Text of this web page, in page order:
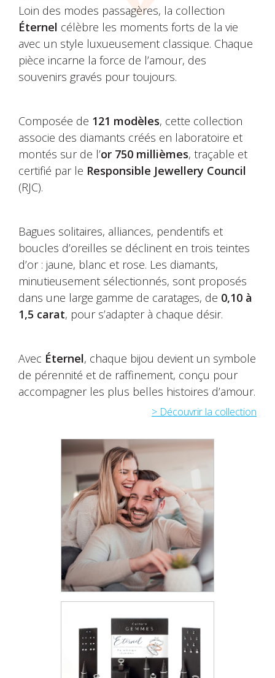
Loin des modes passagères, la collection
Éternel célèbre les moments forts de la vie
avec un style luxueusement classique. Chaque
pièce incarne la force de l’amour, des
souvenirs gravés pour toujours.
Composée de 121 modèles, cette collection
associe des diamants créés en laboratoire et
montés sur de l’or 750 millièmes, traçable et
certifié par le Responsible Jewellery Council
(RJC).
Bagues solitaires, alliances, pendentifs et
boucles d’oreilles se déclinent en trois teintes
d’or : jaune, blanc et rose. Les diamants,
minutieusement sélectionnés, sont proposés
dans une large gamme de caratages, de 0,10 à
1,5 carat, pour s’adapter à chaque désir.
Avec Éternel, chaque bijou devient un symbole
de pérennité et de raffinement, conçu pour
accompagner les plus belles histoires d’amour.
> Découvrir la collection